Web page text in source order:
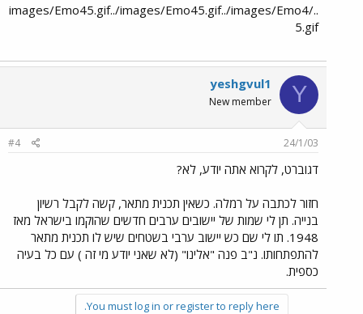
../images/Emo45.gif../images/Emo45.gif../images/Emo4
5.gif
Y
yeshgvul1
New member
24/1/03
#4
דגוברט, לקרוא אתה יודע, לא?
חזור לכתבה על רמלה. כשאין תכנית מתאר, קשה לקבל רשיון
בנייה. תן לי שמות של יישובים ערבים חדשים שהוקמו בישראל מאז
1948. תו לי שם כש יישוב ערבי בשטחים שיש לו תכנית מתאר
להתפתחותו. נ"ב פנה "אלינו" (לא שאני יודע מי זה ) עם כל בעיה
כספית.
You must log in or register to reply here.